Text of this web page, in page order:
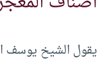
يقول الشيخ يوسف